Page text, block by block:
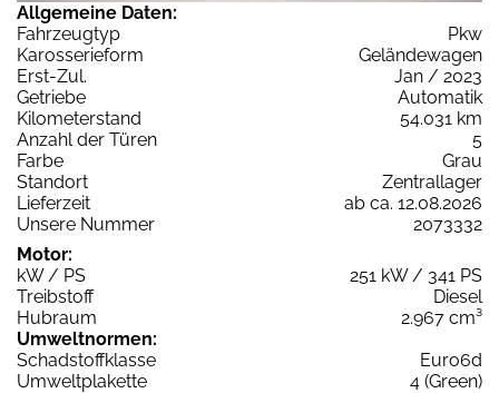
Allgemeine Daten:
Fahrzeugtyp
Pkw
Karosserieform
Geländewagen
Erst-Zul.
Jan / 2023
Getriebe
Automatik
Kilometerstand
54.031 km
Anzahl der Türen
5
Farbe
Grau
Standort
Zentrallager
Lieferzeit
ab ca. 12.08.2026
Unsere Nummer
2073332
Motor:
kW / PS
251 kW / 341 PS
Treibstoff
Diesel
Hubraum
2.967 cm³
Umweltnormen:
Schadstoffklasse
Euro6d
Umweltplakette
4 (Green)